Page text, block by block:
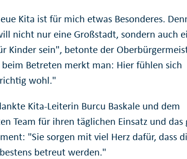
Kita ist für mich etwas Besonderes.
nicht nur eine Großstadt, sondern auch
Kinder sein", betonte der
beim Betreten merkt man: Hier fühlen sich
wohl."
Kita-Leiterin Burcu Baskale und dem
Team für ihren täglichen Einsatz und das
"Sie sorgen mit viel Herz dafür, dass
betreut werden."